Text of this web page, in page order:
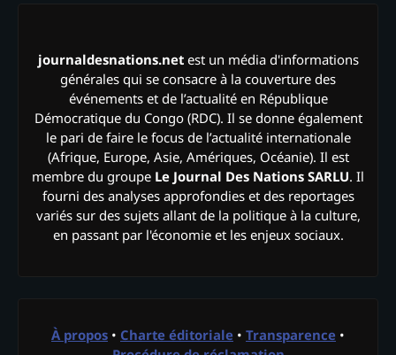
journaldesnations.netest un média d'informations
générales qui se consacre à la couverture des
événements et de l’actualité en République
Démocratique du Congo (RDC). Il se donne également
le pari de faire le focus de l’actualité internationale
(Afrique, Europe, Asie, Amériques, Océanie). Il est
membre du groupe Le Journal Des Nations SARLU. Il
fourni des analyses approfondies et des reportages
variés sur des sujets allant de la politique à la culture,
en passant par l'économie et les enjeux sociaux.
À propos • Charte éditoriale • Transparence •